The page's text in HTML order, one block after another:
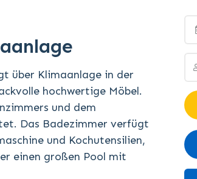
über Klimaanlage in der
hochwertige Möbel.
und dem
Das Badezimmer verfügt
und Kochutensilien,
einen großen Pool mit